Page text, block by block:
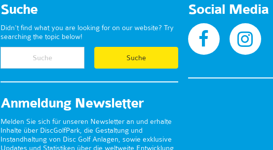
Suche
Didn't find what you are looking for on our website? Try
searching the topic below!
Anmeldung Newsletter
Melden Sie sich für unseren Newsletter an und erhalte
Inhalte über DiscGolfPark, die Gestaltung und
Instandhaltung von Disc Golf Anlagen, sowie exklusive
Updates und Statistiken über die weltweite Entwicklung
Social Media